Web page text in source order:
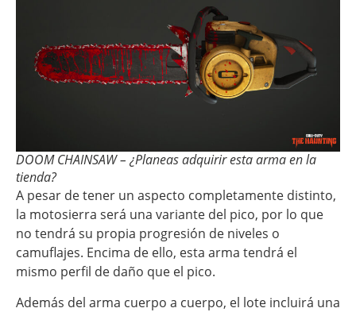
DOOM CHAINSAW – ¿Planeas adquirir esta arma en la
tienda?
A pesar de tener un aspecto completamente distinto,
la motosierra será una variante del pico, por lo que
no tendrá su propia progresión de niveles o
camuflajes. Encima de ello, esta arma tendrá el
mismo perfil de daño que el pico.
Además del arma cuerpo a cuerpo, el lote incluirá una